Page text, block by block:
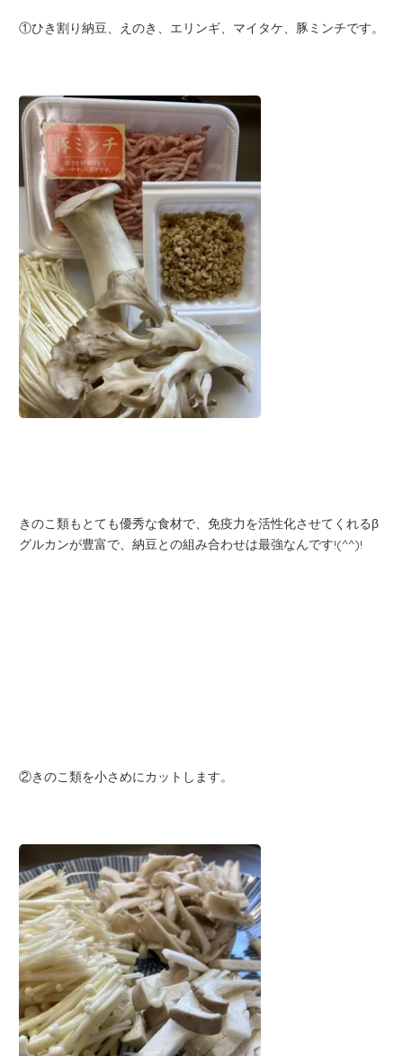
①ひき割り納豆、えのき、エリンギ、マイタケ、豚ミンチです。
きのこ類もとても優秀な食材で、免疫力を活性化させてくれるβ
グルカンが豊富で、納豆との組み合わせは最強なんです!(^^)!
②きのこ類を小さめにカットします。